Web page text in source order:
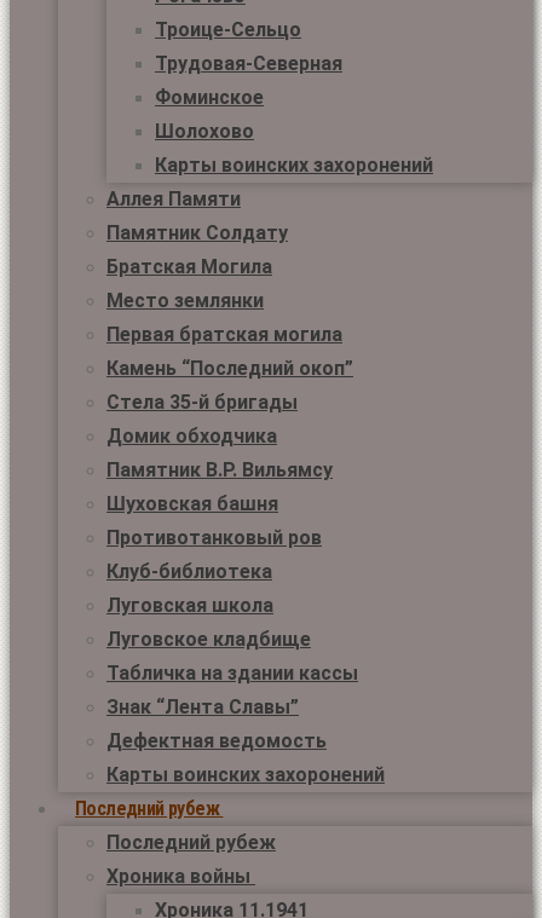
Троице-Сельцо
Трудовая-Северная
Фоминское
Шолохово
Карты воинских захоронений
Аллея Памяти
Памятник Солдату
Братская Могила
Место землянки
Первая братская могила
Камень “Последний окоп”
Стела 35-й бригады
Домик обходчика
Памятник В.Р. Вильямсу
Шуховская башня
Противотанковый ров
Клуб-библиотека
Луговская школа
Луговское кладбище
Табличка на здании кассы
Знак “Лента Славы”
Дефектная ведомость
Карты воинских захоронений
Последний рубеж
Последний рубеж
Хроника войны
Хроника 11.1941